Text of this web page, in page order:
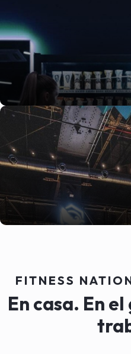
FITNESS
En casa. En